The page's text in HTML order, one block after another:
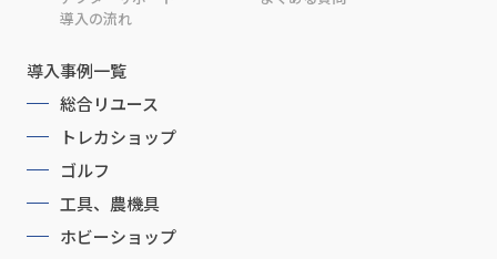
導入の流れ
導入事例一覧
総合リユース
トレカショップ
ゴルフ
工具、農機具
ホビーショップ